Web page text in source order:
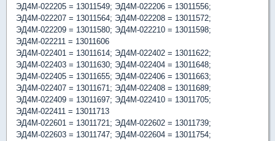
ЭД4М-022205 = 13011549; ЭД4М-022206 = 13011556;
ЭД4М-022207 = 13011564; ЭД4М-022208 = 13011572;
ЭД4М-022209 = 13011580; ЭД4М-022210 = 13011598;
ЭД4М-022211 = 13011606
ЭД4М-022401 = 13011614; ЭД4М-022402 = 13011622;
ЭД4М-022403 = 13011630; ЭД4М-022404 = 13011648;
ЭД4М-022405 = 13011655; ЭД4М-022406 = 13011663;
ЭД4М-022407 = 13011671; ЭД4М-022408 = 13011689;
ЭД4М-022409 = 13011697; ЭД4М-022410 = 13011705;
ЭД4М-022411 = 13011713
ЭД4М-022601 = 13011721; ЭД4М-022602 = 13011739;
ЭД4М-022603 = 13011747; ЭД4М-022604 = 13011754;